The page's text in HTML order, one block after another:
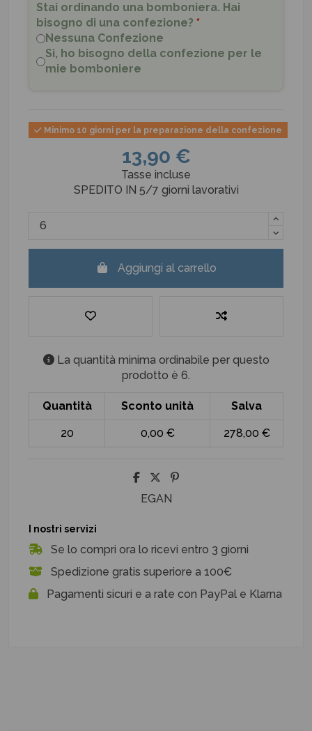
Stai ordinando una bomboniera. Hai
bisogno di una confezione? *
Nessuna Confezione
Si, ho bisogno della confezione per le
mie bomboniere
Minimo 10 giorni per la preparazione della confezione
13,90 €
Tasse incluse
SPEDITO IN 5/7 giorni lavorativi
Aggiungi al carrello
La quantità minima ordinabile per questo
prodotto è 6.
Quantità Sconto unità Salva
20 0,00 € 278,00 €
EGAN
I nostri servizi
Se lo compri ora lo ricevi entro 3 giorni
Spedizione gratis superiore a 100€
Pagamenti sicuri e a rate con PayPal e Klarna